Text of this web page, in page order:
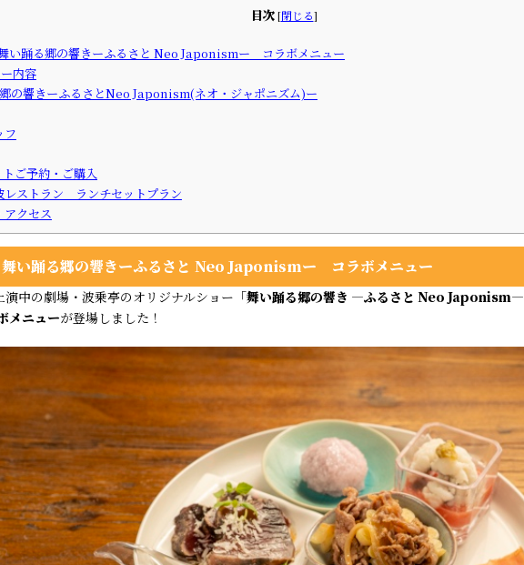
目次 [閉じる]
い踊る郷の響きーふるさと Neo Japonismー コラボメニュー
内容
の響きーふるさとNeo Japonism(ネオ・ジャポニズム)ー
フ
ご予約・ご購入
レストラン ランチセットプラン
アクセス
い踊る郷の響きーふるさと Neo Japonismー コラボメニュー
演中の劇場・波乗亭のオリジナルショー「舞い踊る郷の響き ―ふるさと Neo Japonism―
メニューが登場しました！